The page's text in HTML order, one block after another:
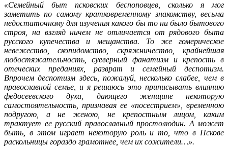
«Семейный быт псковских беспоповцев, сколько я мог
заметить по самому кратковременному знакомству, весьма
недостаточному для изучения какого бы то ни было бытового
строя, на взгляд ничем не отличается от рядового быта
русского купечества и мещанства. То же гомерическое
невежество, скопидомство, скряжничество, крайнейшая
любостяжательность, суеверный фанатизм и крепость в
отеческих преданиях, разврат и семейный деспотизм.
Впрочем деспотизм здесь, пожалуй, несколько слабее, чем в
православной семье, и я решаюсь это приписывать влиянию
федосеевского духа, дающего женщине некоторую
самостоятельность, признавая ее «посестрием», временною
подругою, а не женою, не крепостным лицом, каким
трактует ее русский православный простолюдин. А может
быть, в этом играет некоторую роль и то, что в Пскове
раскольницы гораздо грамотнее, чем их сожители…».